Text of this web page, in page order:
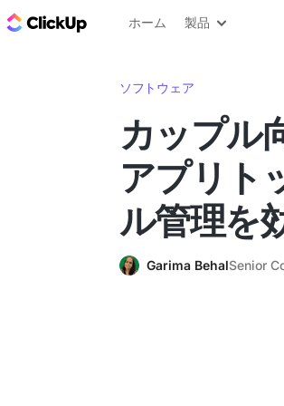
ClickUp ブログ
ホーム 製品
ソフトウェア
カップル
アプリト
ル管理を
Garima BehalSenior